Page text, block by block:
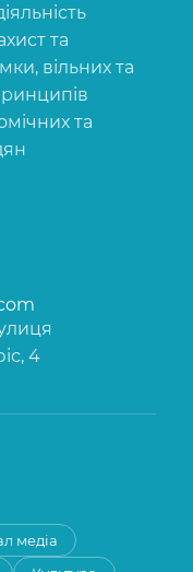
та
вільних та
та
4
медіа